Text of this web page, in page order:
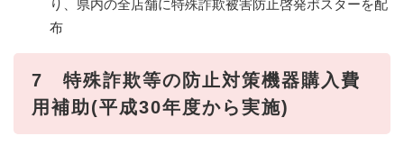
り、県内の全店舗に特殊詐欺被害防止啓発ポスターを配
布
7 特殊詐欺等の防止対策機器購入費
用補助(平成30年度から実施)